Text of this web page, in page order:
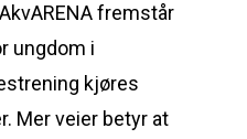
fremstår
ungdom i
kjøres
Mer veier betyr at